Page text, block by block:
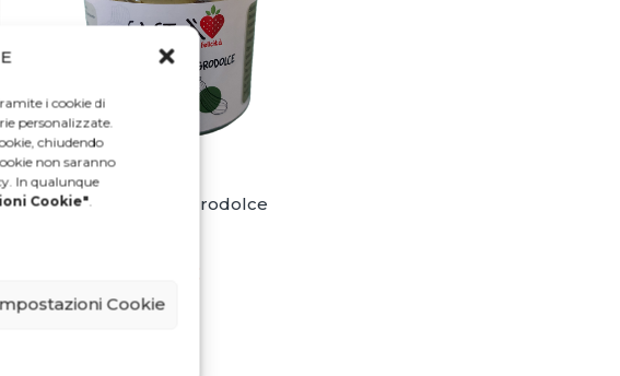
i cookie di
personalizzate.
chiudendo
non saranno
In qualunque
Cookie".
Cookie
Zucchine in Agrodolce